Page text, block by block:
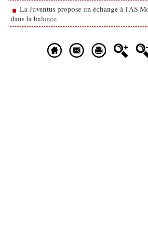
La Juventus propose un échange à l'AS
dans la balance